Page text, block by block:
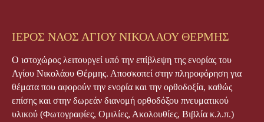
ΙΕΡΟΣ ΝΑΟΣ ΑΓΙΟΥ ΝΙΚΟΛΑΟΥ ΘΕΡΜΗΣ
Ο ιστοχώρος λειτουργεί υπό την επίβλεψη της ενορίας του
Αγίου Νικολάου Θέρμης. Αποσκοπεί στην πληροφόρηση για
θέματα που αφορούν την ενορία και την ορθοδοξία, καθώς
επίσης και στην δωρεάν διανομή ορθοδόξου πνευματικού
υλικού (Φωτογραφίες, Ομιλίες, Ακολουθίες, Βιβλία κ.λ.π.)